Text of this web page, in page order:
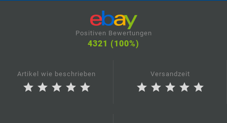
Positiven Bewertungen
4321 (100%)
Artikel wie beschrieben
star star star star star
Versandzeit
star star star star star